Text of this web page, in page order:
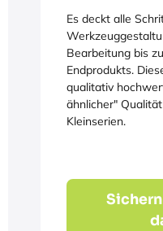
Es deckt alle
Bearbeitung bis
Endprodukts.
qualitativ
ähnlicher"
Kleinserien.